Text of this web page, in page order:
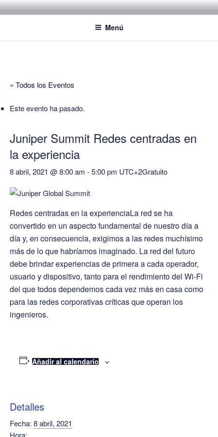
Saltar
al
POR LAS NUBES – CLOUD
EMPRESARIAL
Proyectos, noticias e ideas para adoptar el cloud en su empresa
Menú
« Todos los Eventos
Este evento ha pasado.
Juniper Summit Redes centradas en
la experiencia
8 abril, 2021 @ 8:00 am -5:00 pm UTC+2Gratuito
Redes centradas en la experienciaLa red se ha
convertido en un aspecto fundamental de nuestro día a
día y, en consecuencia, exigimos a las redes muchísimo
más de lo que habríamos imaginado. La red del futuro
debe brindar experiencias de primera a cada operador,
usuario y dispositivo, tanto para el rendimiento del Wi-Fi
del que todos dependemos cada vez más en casa como
para las redes corporativas críticas que operan los
ingenieros.
Añadir al calendario
Detalles
Fecha: 8 abril, 2021
Hora: